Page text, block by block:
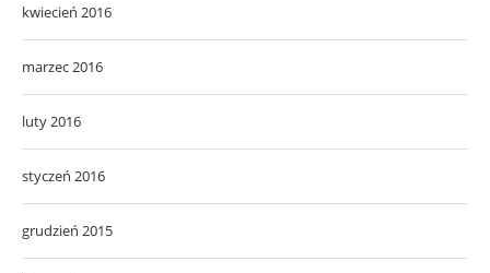
kwiecień 2016
marzec 2016
luty 2016
styczeń 2016
grudzień 2015